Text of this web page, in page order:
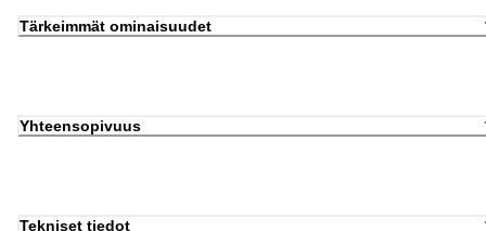
Tärkeimmät ominaisuudet
Yhteensopivuus
Tekniset tiedot